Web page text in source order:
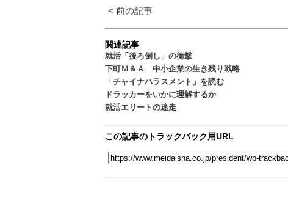
< 前の記事
関連記事
就活「後ろ倒し」の衝撃
下町Ｍ＆Ａ 中小企業の生き残り戦略
「チャイナハラスメント」を読む
ドラッカーをいかに理解するか
就活エリートの迷走
この記事のトラックバック用URL